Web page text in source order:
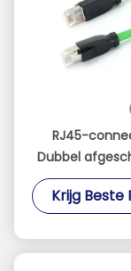
RJ45-
Dubbel
24AWG
IP20 RJ45
Krijg Beste